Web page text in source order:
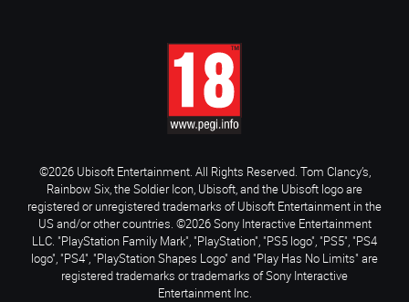
©2026 Ubisoft Entertainment. All Rights Reserved. Tom Clancy’s,
Rainbow Six, the Soldier Icon, Ubisoft, and the Ubisoft logo are
registered or unregistered trademarks of Ubisoft Entertainment in the
US and/or other countries. ©2026 Sony Interactive Entertainment
LLC. "PlayStation Family Mark", "PlayStation", "PS5 logo", "PS5", "PS4
logo", "PS4", "PlayStation Shapes Logo" and "Play Has No Limits" are
registered trademarks or trademarks of Sony Interactive
Entertainment Inc.